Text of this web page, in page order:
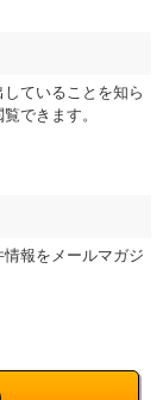
ていることを知ら
できます。
報をメールマガジ